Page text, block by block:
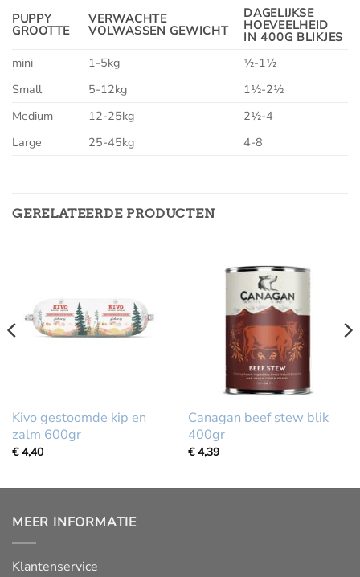
PUPPY
GROOTTE
VERWACHTE
VOLWASSEN GEWICHT
DAGELIJKSE
HOEVEELHEID
IN 400G BLIKJES
mini
1-5kg
½-1½
Small
5-12kg
1½-2½
Medium
12-25kg
2½-4
Large
25-45kg 4-8
GERELATEERDE PRODUCTEN
Kivo gestoomde kip en
zalm 600gr
€4,40
Canagan beef stew blik
400gr
€4,39
MEER INFORMATIE
Klantenservice